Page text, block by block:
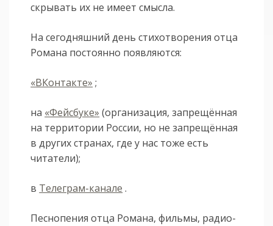
скрывать их не имеет смысла.
На сегодняшний день стихотворения отца
Романа постоянно появляются:
«ВКонтакте» ;
на «Фейсбуке» (организация, запрещённая
на территории России, но не запрещённая
в других странах, где у нас тоже есть
читатели);
в Телеграм-канале .
Песнопения отца Романа, фильмы, радио-